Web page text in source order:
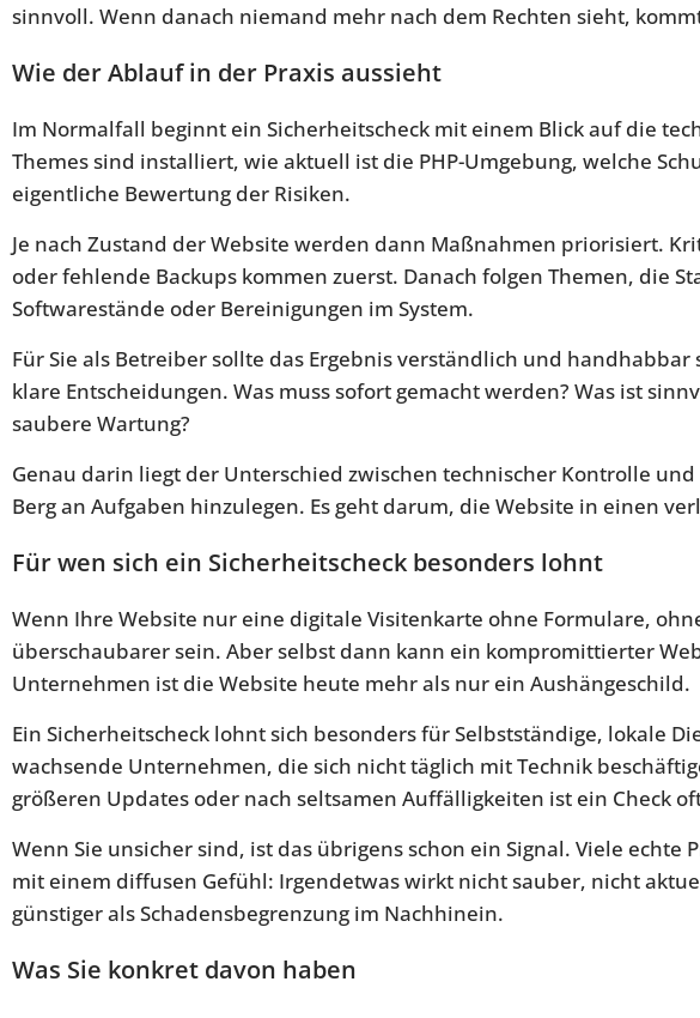
sinnvoll. Wenn danach niemand mehr nach dem Rechten sieht,
Wie der Ablauf in der Praxis aussieht
Im Normalfall beginnt ein Sicherheitscheck mit einem Blick auf die
Themes sind installiert, wie aktuell ist die PHP-Umgebung, welche
eigentliche Bewertung der Risiken.
Je nach Zustand der Website werden dann Maßnahmen priorisiert.
oder fehlende Backups kommen zuerst. Danach folgen Themen, die
Softwarestände oder Bereinigungen im System.
Für Sie als Betreiber sollte das Ergebnis verständlich und
klare Entscheidungen. Was muss sofort gemacht werden? Was ist
saubere Wartung?
Genau darin liegt der Unterschied zwischen technischer Kontrolle
Berg an Aufgaben hinzulegen. Es geht darum, die Website in einen
Für wen sich ein Sicherheitscheck besonders lohnt
Wenn Ihre Website nur eine digitale Visitenkarte ohne Formulare,
überschaubarer sein. Aber selbst dann kann ein kompromittierter
Unternehmen ist die Website heute mehr als nur ein Aushängeschild.
Ein Sicherheitscheck lohnt sich besonders für Selbstständige, lokale
wachsende Unternehmen, die sich nicht täglich mit Technik
größeren Updates oder nach seltsamen Auffälligkeiten ist ein Check
Wenn Sie unsicher sind, ist das übrigens schon ein Signal. Viele
mit einem diffusen Gefühl: Irgendetwas wirkt nicht sauber, nicht
günstiger als Schadensbegrenzung im Nachhinein.
Was Sie konkret davon haben